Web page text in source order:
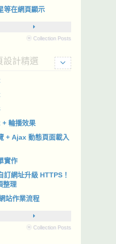
等在網頁顯示
ⓦ Collection Posts
設計精選
輪播效果
+ Ajax 動態頁面載入
實作
網址升級 HTTPS！
整理
站作業流程
ⓦ Collection Posts